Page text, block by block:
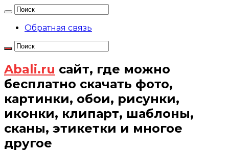
Обратная связь
Abali.ru сайт, где можно
бесплатно скачать фото,
картинки, обои, рисунки,
иконки, клипарт, шаблоны,
сканы, этикетки и многое
другое